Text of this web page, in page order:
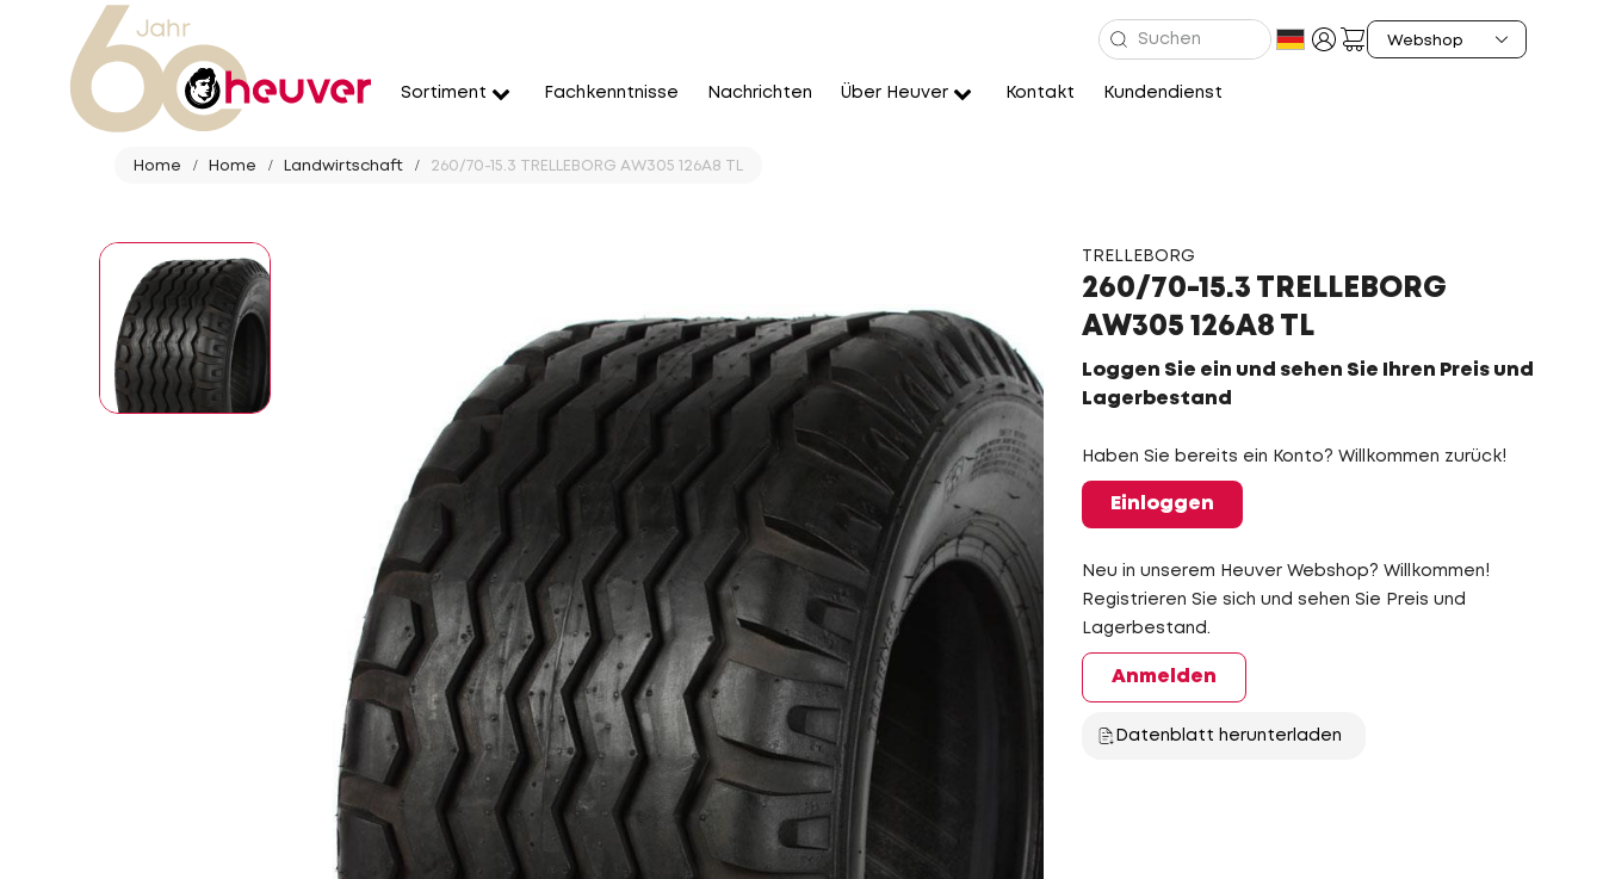
Sortiment Fachkenntnisse Nachrichten Über Heuver Kontakt Kundendienst
Home Home Landwirtschaft 260/70-15.3 TRELLEBORG AW305 126A8 TL
TRELLEBORG
260/70-15.3 TRELLEBORG
AW305 126A8 TL
Loggen Sie ein und sehen Sie Ihren Preis und
Lagerbestand
Haben Sie bereits ein Konto? Willkommen zurück!
Einloggen
Neu in unserem Heuver Webshop? Willkommen!
Registrieren Sie sich und sehen Sie Preis und
Lagerbestand.
Anmelden
Datenblatt herunterladen